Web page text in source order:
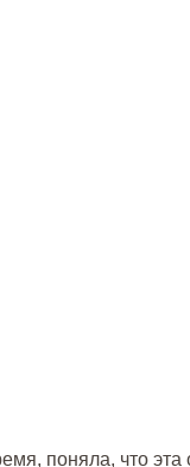
поняла, что эта